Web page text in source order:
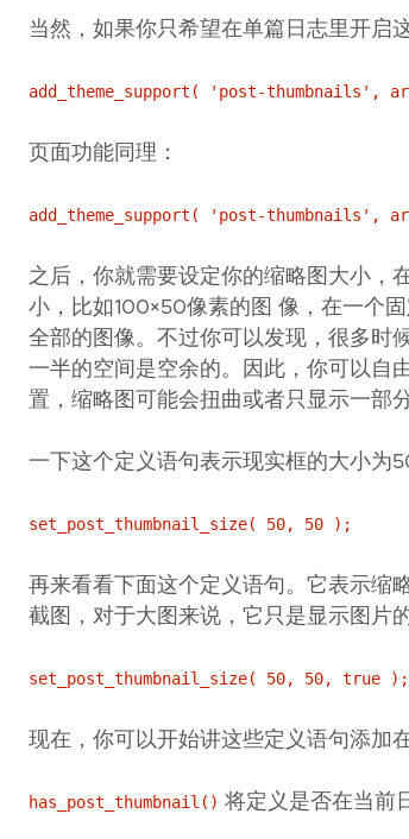
当然，如果你只希望在单篇日志里开启
add_theme_support( 'post-
页面功能同理：
add_theme_support( 'post-thumbnails',
之后，你就需要设定你的缩略图大小，
小，比如100×50像素的图 像，在一个
全部的图像。不过你可以发现，很多时
一半的空间是空余的。因此，你可以自
置，缩略图可能会扭曲或者只显示一部分
一下这个定义语句表示现实框的大小为
set_post_thumbnail_size( 50, 50 );
再来看看下面这个定义语句。它表示缩
截图，对于大图来说，它只是显示图片
set_post_thumbnail_size( 50, 50, true );
现在，你可以开始讲这些定义语句添加
has_post_thumbnail() 将定义是否在当前